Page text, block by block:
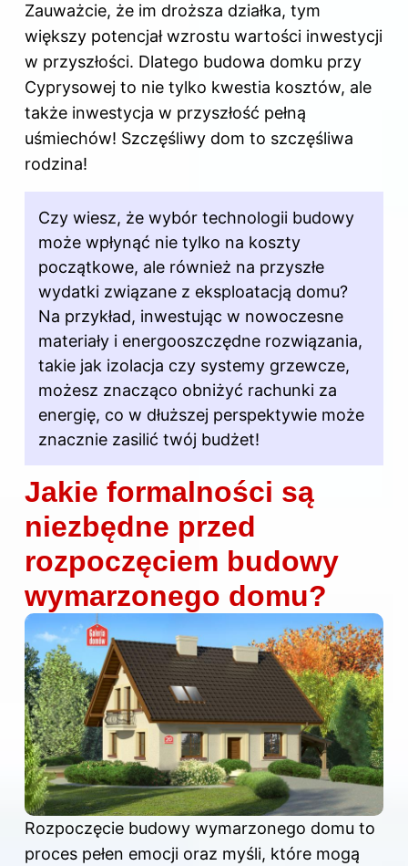
Zauważcie, że im droższa działka, tym
większy potencjał wzrostu wartości inwestycji
w przyszłości. Dlatego budowa domku przy
Cyprysowej to nie tylko kwestia kosztów, ale
także inwestycja w przyszłość pełną
uśmiechów! Szczęśliwy dom to szczęśliwa
rodzina!
Czy wiesz, że wybór technologii budowy
może wpłynąć nie tylko na koszty
początkowe, ale również na przyszłe
wydatki związane z eksploatacją domu?
Na przykład, inwestując w nowoczesne
materiały i energooszczędne rozwiązania,
takie jak izolacja czy systemy grzewcze,
możesz znacząco obniżyć rachunki za
energię, co w dłuższej perspektywie może
znacznie zasilić twój budżet!
Jakie formalności są
niezbędne przed
rozpoczęciem budowy
wymarzonego domu?
Rozpoczęcie budowy wymarzonego domu to
proces pełen emocji oraz myśli, które mogą